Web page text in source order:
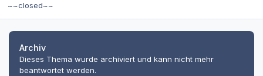
~~closed~~
Archiv
Dieses Thema wurde archiviert und kann nicht mehr
beantwortet werden.